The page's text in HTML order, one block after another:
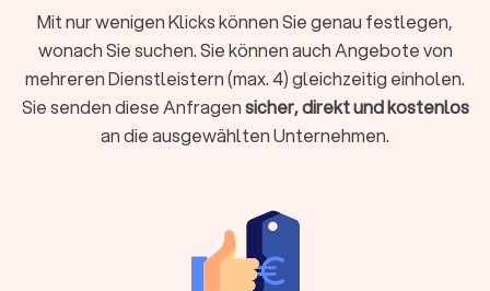
Steuerberater vor Ort oder digital wählen?
Moderne Steuerberatung findet längst nicht mehr nur im
klassischen Büro statt. Digitale Kanzleien bieten ihre
Dienstleistungen vollständig online an, von der
Belegübermittlung bis zur Videoberatung. Beide Modelle
haben Vorzüge:
Persönlicher Kontakt bei komplexen Beratungen
Mit nur wenigen Klicks können Sie genau festlegen,
wonach Sie suchen. Sie können auch Angebote von
mehreren Dienstleistern (max. 4) gleichzeitig einholen.
Sie senden diese Anfragensicher, direkt und kostenlos
an die ausgewählten Unternehmen.